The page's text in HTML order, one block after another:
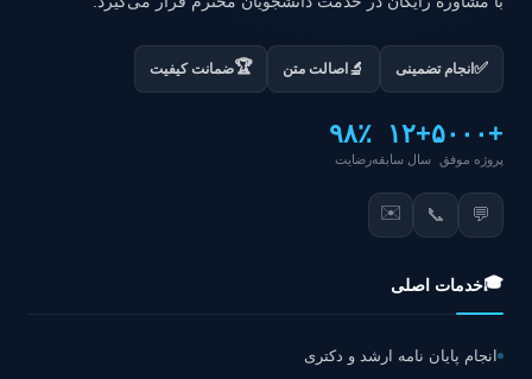
✅ انجام تضمینی 🔬 اصالت متن 🏆ضمانت کیفیت
+۵۰۰۰
پروژه موفق
+۱۲
سال سابقه
۹۸٪
رضایت
💬
📞
✉️
🎓خدمات اصلی
انجام پایان نامه ارشد و دکتری